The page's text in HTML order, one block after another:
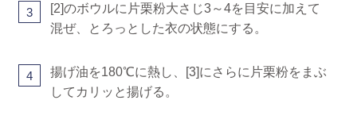
3
[2]のボウルに片栗粉大さじ3～4を目安に加えて
混ぜ、とろっとした衣の状態にする。
4
揚げ油を180℃に熱し、[3]にさらに片栗粉をまぶ
してカリッと揚げる。